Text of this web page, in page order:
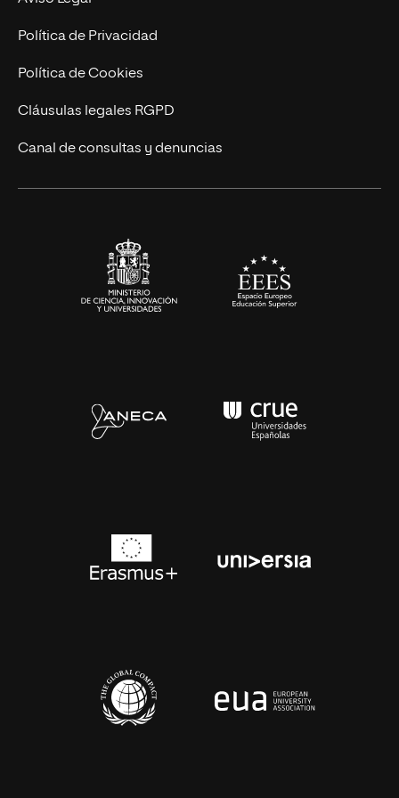
Marketing y Comunicación
Ingeniería
Diseño
Ciencias de la Salud
Política de Privacidad
Política de Cookies
Cláusulas legales RGPD
Canal de consultas y denuncias